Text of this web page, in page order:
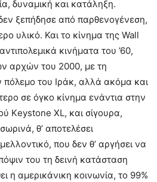
δυναμική και κατάληξη.
ξεπήδησε από παρθενογένεση,
υλικό. Και το κίνημα της Wall
κινήματα του ’60,
αρχών του 2000, με τη
πόλεμο του Ιράκ, αλλά ακόμα και
σε όγκο κίνημα ενάντια στην
Κeystone XL, και σίγουρα,
θ’ αποτελέσει
που δεν θ’ αργήσει να
του τη δεινή κατάσταση
η αμερικάνικη κοινωνία, το 99%